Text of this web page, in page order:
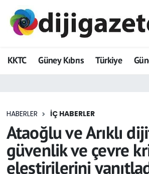
KKTC Güney Kıbrıs Türkiye
HABERLER İÇ HABERLER
Ataoğlu ve Arıklı
güvenlik ve çevre
eleştirilerini
ADVERTORIAL
Dijigazete
Eğitim
Ekonomi
Foto Galeri
Hava Durumu
Trafik Durumu
Tüm Manşetler
Son Dakika Haberleri
Haber Arşivi